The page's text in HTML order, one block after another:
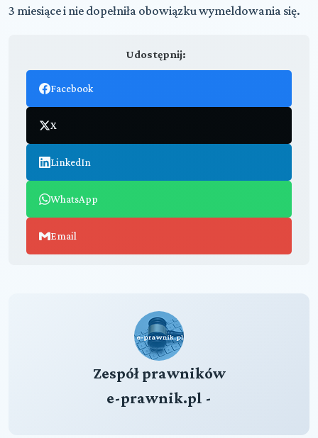
3 miesiące i nie dopełniła obowiązku wymeldowania się.
Udostępnij:
Facebook
X
LinkedIn
WhatsApp
Email
Zespół prawników
e-prawnik.pl -